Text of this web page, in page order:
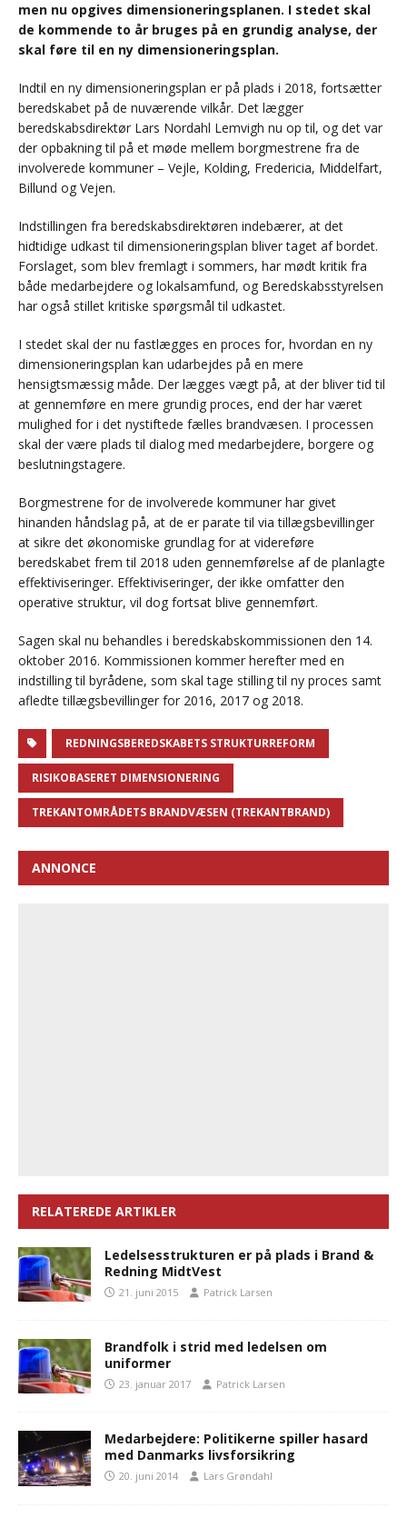
men nu opgives dimensioneringsplanen. I stedet skal
de kommende to år bruges på en grundig analyse, der
skal føre til en ny dimensioneringsplan.
Indtil en ny dimensioneringsplan er på plads i 2018, fortsætter
beredskabet på de nuværende vilkår. Det lægger
beredskabsdirektør Lars Nordahl Lemvigh nu op til, og det var
der opbakning til på et møde mellem borgmestrene fra de
involverede kommuner – Vejle, Kolding, Fredericia, Middelfart,
Billund og Vejen.
Indstillingen fra beredskabsdirektøren indebærer, at det
hidtidige udkast til dimensioneringsplan bliver taget af bordet.
Forslaget, som blev fremlagt i sommers, har mødt kritik fra
både medarbejdere og lokalsamfund, og Beredskabsstyrelsen
har også stillet kritiske spørgsmål til udkastet.
I stedet skal der nu fastlægges en proces for, hvordan en ny
dimensioneringsplan kan udarbejdes på en mere
hensigtsmæssig måde. Der lægges vægt på, at der bliver tid til
at gennemføre en mere grundig proces, end der har været
mulighed for i det nystiftede fælles brandvæsen. I processen
skal der være plads til dialog med medarbejdere, borgere og
beslutningstagere.
Borgmestrene for de involverede kommuner har givet
hinanden håndslag på, at de er parate til via tillægsbevillinger
at sikre det økonomiske grundlag for at videreføre
beredskabet frem til 2018 uden gennemførelse af de planlagte
effektiviseringer. Effektiviseringer, der ikke omfatter den
operative struktur, vil dog fortsat blive gennemført.
Sagen skal nu behandles i beredskabskommissionen den 14.
oktober 2016. Kommissionen kommer herefter med en
indstilling til byrådene, som skal tage stilling til ny proces samt
afledte tillægsbevillinger for 2016, 2017 og 2018.
REDNINGSBEREDSKABETS STRUKTURREFORM
RISIKOBASERET DIMENSIONERING
TREKANTOMRÅDETS BRANDVÆSEN (TREKANTBRAND)
ANNONCE
RELATEREDE ARTIKLER
Ledelsesstrukturen er på plads i Brand &
Redning MidtVest
21. juni 2015 Patrick Larsen
Brandfolk i strid med ledelsen om
uniformer
23. januar 2017 Patrick Larsen
Medarbejdere: Politikerne spiller hasard
med Danmarks livsforsikring
20. juni 2014 Lars Grøndahl